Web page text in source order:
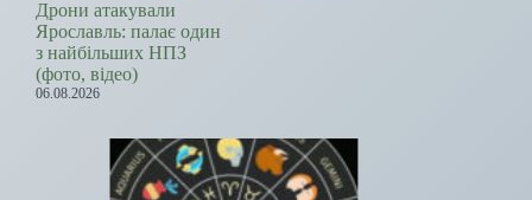
Дрони атакували
Ярославль: палає один
з найбільших НПЗ
(фото, відео)
06.08.2026